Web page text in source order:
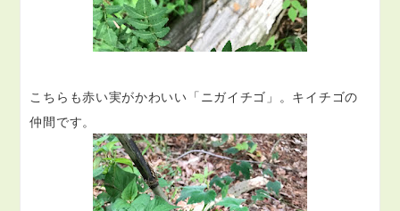
こちらも赤い実がかわいい「ニガイチゴ」。キイチゴの
仲間です。